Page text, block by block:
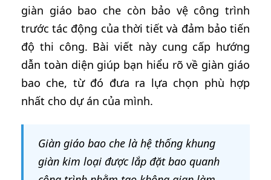
giàn giáo bao che còn bảo vệ công trình
trước tác động của thời tiết và đảm bảo tiến
độ thi công. Bài viết này cung cấp hướng
dẫn toàn diện giúp bạn hiểu rõ về giàn giáo
bao che, từ đó đưa ra lựa chọn phù hợp
nhất cho dự án của mình.
Giàn giáo bao che là hệ thống khung
giàn kim loại được lắp đặt bao quanh